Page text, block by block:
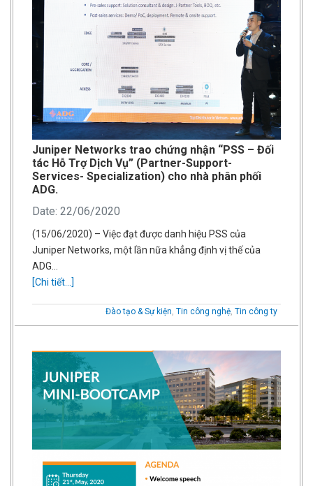
Juniper Networks trao chứng nhận “PSS – Đối
tác Hỗ Trợ Dịch Vụ” (Partner-Support-
Services- Specialization) cho nhà phân phối
ADG.
Date: 22/06/2020
(15/06/2020) – Việc đạt được danh hiệu PSS của
Juniper Networks, một lần nữa khẳng định vị thế của
ADG…
[Chi tiết...]
Đào tạo & Sự kiện Tin công nghệ Tin công ty